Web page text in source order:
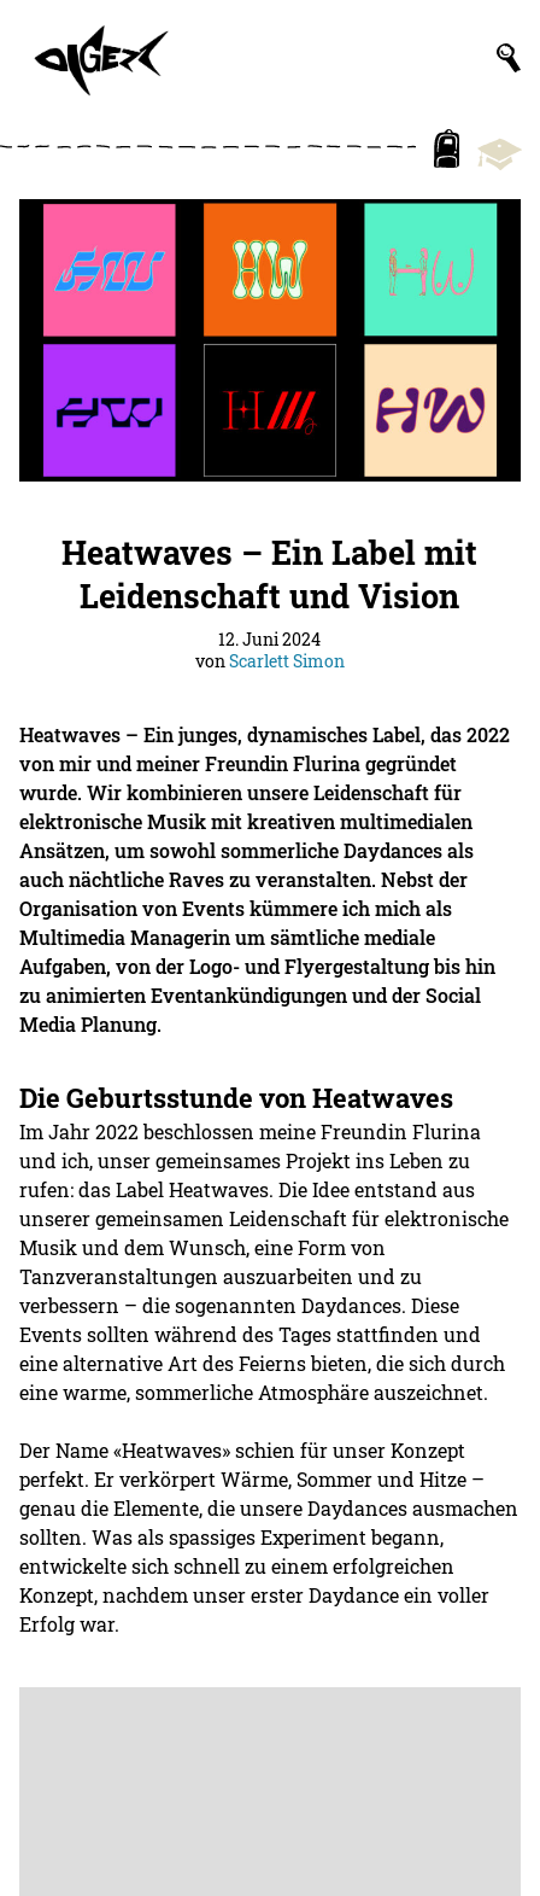
Heatwaves – Ein Label mit
Leidenschaft und Vision
12. Juni 2024
vonScarlett Simon
Heatwaves – Ein junges, dynamisches Label, das 2022
von mir und meiner Freundin Flurina gegründet
wurde. Wir kombinieren unsere Leidenschaft für
elektronische Musik mit kreativen multimedialen
Ansätzen, um sowohl sommerliche Daydances als
auch nächtliche Raves zu veranstalten. Nebst der
Organisation von Events kümmere ich mich als
Multimedia Managerin um sämtliche mediale
Aufgaben, von der Logo- und Flyergestaltung bis hin
zu animierten Eventankündigungen und der Social
Media Planung.
Die Geburtsstunde von Heatwaves
Im Jahr 2022 beschlossen meine Freundin Flurina
und ich, unser gemeinsames Projekt ins Leben zu
rufen: das Label Heatwaves. Die Idee entstand aus
unserer gemeinsamen Leidenschaft für elektronische
Musik und dem Wunsch, eine Form von
Tanzveranstaltungen auszuarbeiten und zu
verbessern – die sogenannten Daydances. Diese
Events sollten während des Tages stattfinden und
eine alternative Art des Feierns bieten, die sich durch
eine warme, sommerliche Atmosphäre auszeichnet.
Der Name «Heatwaves» schien für unser Konzept
perfekt. Er verkörpert Wärme, Sommer und Hitze –
genau die Elemente, die unsere Daydances ausmachen
sollten. Was als spassiges Experiment begann,
entwickelte sich schnell zu einem erfolgreichen
Konzept, nachdem unser erster Daydance ein voller
Erfolg war.